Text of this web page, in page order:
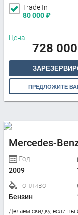
Trade In
80 000₽
Цена:
728 000
ПРЕДЛОЖИТЕ
Mercedes-
Год
2009
Топливо
Бензин
Делаем скидку, если вы